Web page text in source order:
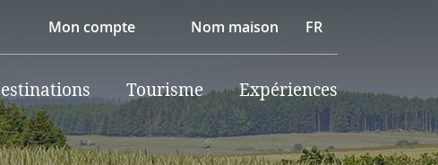
Mon compte Nom maison FR
Tourisme Expériences